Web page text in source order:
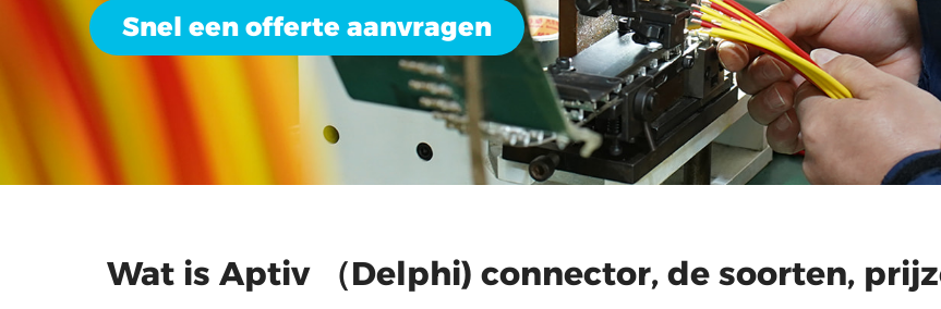
Snel een offerte aanvragen
Wat is Aptiv （Delphi) connector, de soorten,